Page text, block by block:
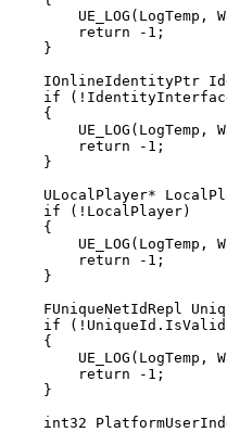
UE_LOG(LogTemp,
        return -1;
    }
IOnlineIdentityPtr
if
    {
UE_LOG(LogTemp,
        return -1;
    }
ULocalPlayer*
    if (!LocalPlayer)
    {
UE_LOG(LogTemp,
        return -1;
    }
FUniqueNetIdRepl
if
    {
UE_LOG(LogTemp,
        return -1;
    }
int32